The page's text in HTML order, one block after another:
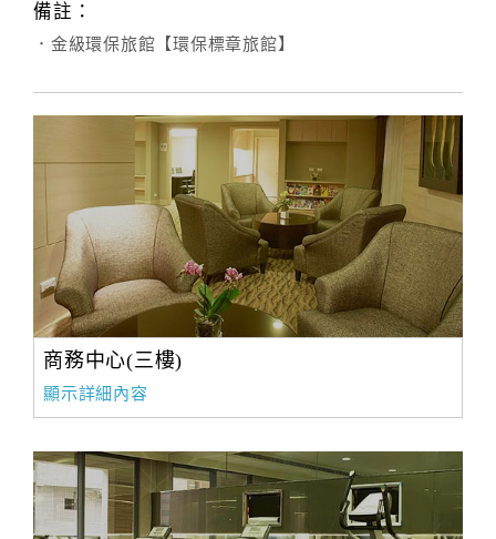
備註：
．金級環保旅館【環保標章旅館】
商務中心(三樓)
顯示詳細內容